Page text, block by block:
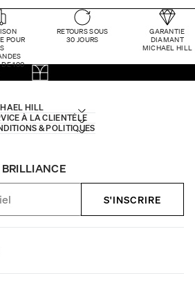
POUR
DE 100
RETOURS SOUS
30 JOURS
GARANTIE
DIAMANT
MICHAEL HILL
HILL
À LA CLIENTÈLE
& POLITIQUES
S'INSCRIRE